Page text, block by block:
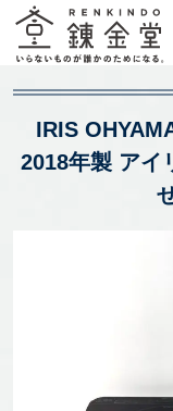
IRIS
2018年製 アイ